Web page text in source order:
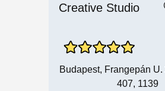
Budapest, Frangepán
407, 1139